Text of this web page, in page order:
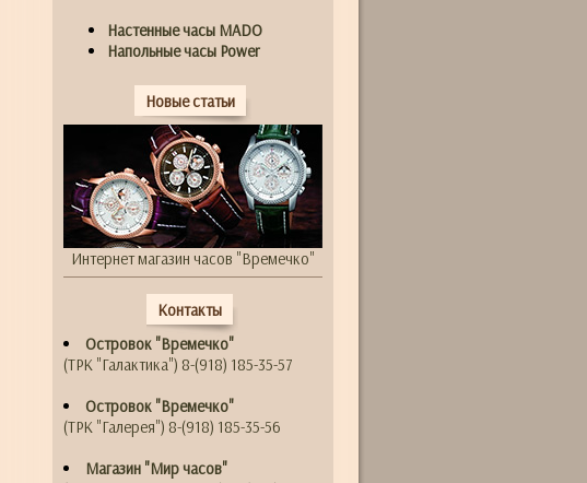
Настенные часы MADO
Напольные часы Power
Новые статьи
Интернет магазин часов "Времечко"
Контакты
Островок "Времечко"
(ТРК "Галактика") 8-(918) 185-35-57
Островок "Времечко"
(ТРК "Галерея") 8-(918) 185-35-56
Магазин "Мир часов"